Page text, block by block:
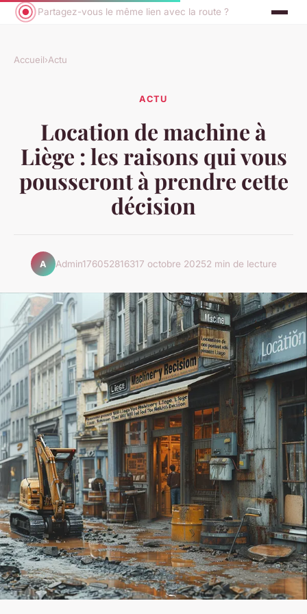
Partagez-vous le même lien avec la route ?
Accueil›Actu
ACTU
Location de machine à
Liège : les raisons qui vous
pousseront à prendre cette
décision
A Admin176052816317 octobre 20252 min de lecture